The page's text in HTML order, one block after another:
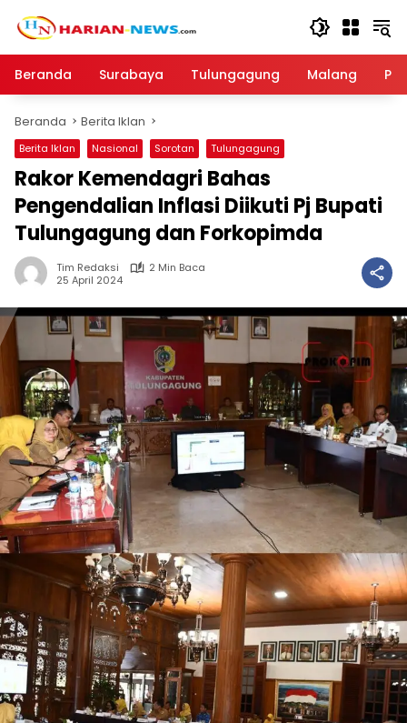
Beranda
Surabaya Tulungagung Malang
Beranda Berita Iklan
Berita Iklan Nasional Sorotan Tulungagung
Rakor Kemendagri Bahas
Pengendalian Inflasi Diikuti Pj Bupati
Tulungagung dan Forkopimda
Tim Redaksi
2 Min Baca
25 April 2024